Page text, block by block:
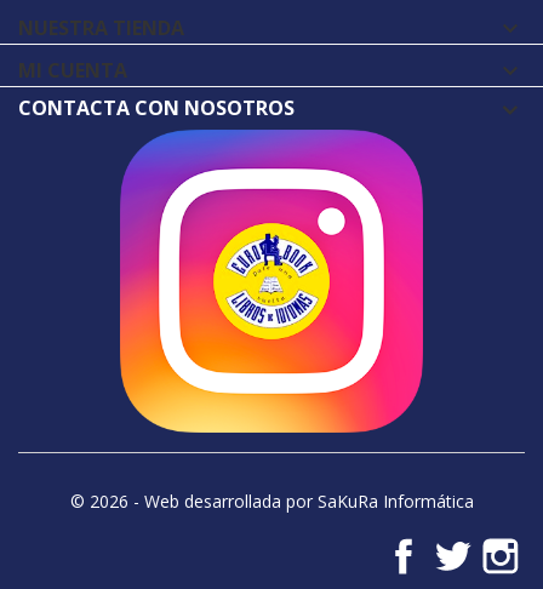
NUESTRA TIENDA 
MI CUENTA 
CONTACTA CON NOSOTROS
© 2026 - Web desarrollada por SaKuRa Informática